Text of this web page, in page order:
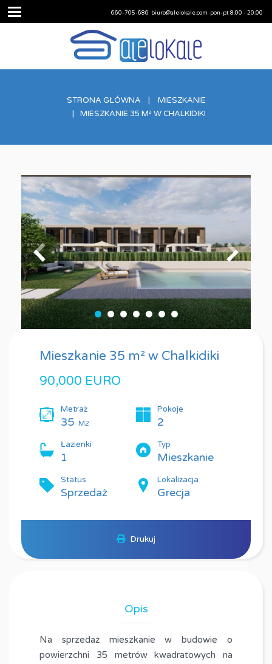
660-705-686 biuro@alelokale.com pon-pt 8.00 - 20.00
STRONA GŁÓWNA
MIESZKANIE
MIESZKANIE 35 M² W CHALKIDIKI
Mieszkanie 35 m² w Chalkidiki
90,000 EURO
Metraż
35 M2
Pokoje
2
Łazienki
1
Typ
Mieszkanie
Status
Sprzedaż
Lokalizacja
Grecja
Drukuj
Opis
Na sprzedaż mieszkanie w budowie o
powierzchni 35 metrów kwadratowych na